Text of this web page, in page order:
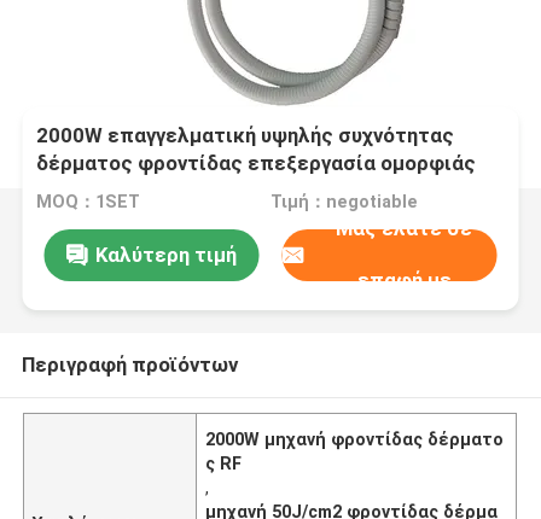
2000W επαγγελματική υψηλής συχνότητας
δέρματος φροντίδας επεξεργασία ομορφιάς
μηχανών φορητή του προσώπου
MOQ：1SET Τιμή：negotiable
Καλύτερη τιμή
Μας ελάτε σε
επαφή με
Περιγραφή προϊόντων
2000W μηχανή φροντίδας δέρματο
ς RF
,
μηχανή 50J/cm2 φροντίδας δέρμα